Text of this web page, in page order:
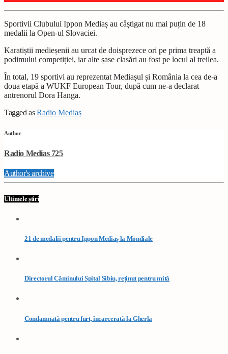
Sportivii Clubului Ippon Mediaș au câștigat nu mai puțin de 18
medalii la Open-ul Slovaciei.
Karatiștii medieșenii au urcat de doisprezece ori pe prima treaptă a
podimului competiției, iar alte șase clasări au fost pe locul al treilea.
În total, 19 sportivi au reprezentat Mediașul și România la cea de-a
doua etapă a WUKF European Tour, după cum ne-a declarat
antrenorul Dora Hanga.
Tagged asRadio Mediaș
Author
Radio Medias 725
Author's archive
Ultimele știri
21 de medalii pentru Ippon Mediaș la Mondiale
Directorul Căminului Spital Sibiu, reținut pentru mită
Condamnată pentru furt, încarcerată la Gherla